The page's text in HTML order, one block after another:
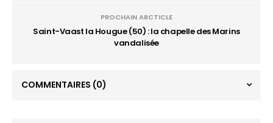
PROCHAIN ARCTICLE
Saint-Vaast la Hougue (50) : la chapelle des Marins
vandalisée
COMMENTAIRES (0)